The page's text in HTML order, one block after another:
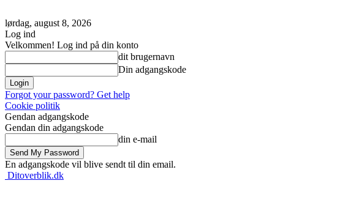
lørdag, august 8, 2026
Log ind
Velkommen! Log ind på din konto
dit brugernavn
Din adgangskode
Forgot your password? Get help
Cookie politik
Gendan adgangskode
Gendan din adgangskode
din e-mail
En adgangskode vil blive sendt til din email.
Ditoverblik.dk